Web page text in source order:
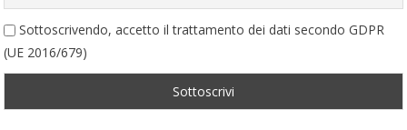
Sottoscrivendo, accetto il trattamento dei dati secondo GDPR
(UE 2016/679)